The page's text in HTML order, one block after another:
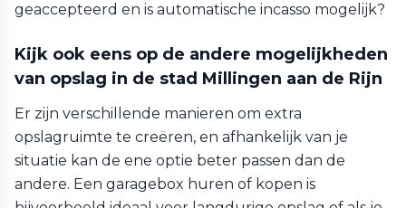
geaccepteerd en is automatische incasso mogelijk?
Kijk ook eens op de andere mogelijkheden
van opslag in de stad Millingen aan de Rijn
Er zijn verschillende manieren om extra
opslagruimte te creëren, en afhankelijk van je
situatie kan de ene optie beter passen dan de
andere. Een garagebox huren of kopen is